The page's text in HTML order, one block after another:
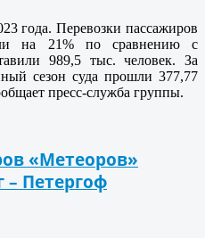
года. Перевозки пассажиров
на 21% по сравнению с
989,5 тыс. человек. За
сезон суда прошли 377,77
пресс-служба группы.
«Метеоров»
– Петергоф